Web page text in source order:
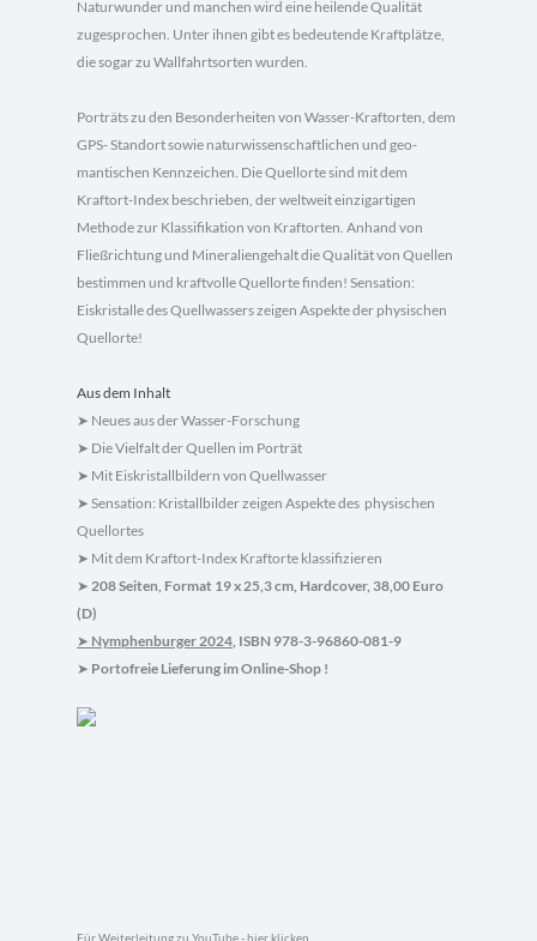
Naturwunder und manchen wird eine heilende Qualität
zugesprochen. Unter ihnen gibt es bedeutende Kraftplätze,
die sogar zu Wallfahrtsorten wurden.
Porträts zu den Besonderheiten von Wasser-Kraftorten, dem
GPS- Standort sowie naturwis­senschaftlichen und geo­
mantischen Kennzeichen. Die Quellorte sind mit dem
Kraftort-Index beschrieben, der weltweit einzigartigen
Methode zur Klassifikation von Kraftorten. Anhand von
Fließ­richtung und Mineralien­gehalt die Qualität von Quellen
bestimmen und kraftvolle Quellorte finden! Sensation:
Eiskristalle des Quellwassers zeigen Aspekte der physischen
Quellorte!
Aus dem Inhalt
➤ Neues aus der Wasser-Forschung
➤ Die Vielfalt der Quellen im Porträt
➤ Mit Eiskristallbildern von Quellwasser
➤ Sensation: Kristallbilder zeigen Aspekte des physischen
Quellortes
➤ Mit dem Kraftort-Index Kraftorte klassifizieren
➤ 208 Seiten, Format 19 x 25,3 cm, Hardcover, 38,00 Euro
(D)
➤ Nymphenburger 2024, ISBN 978-3-96860-081-9
➤ Portofreie Lieferung im Online-Shop !
Für Weiterleitung zu YouTube - hier klicken